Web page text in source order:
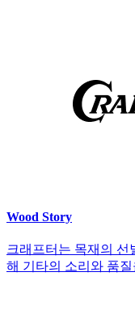
Wood Story
크래프터는 목재의 선
해 기타의 소리와 품